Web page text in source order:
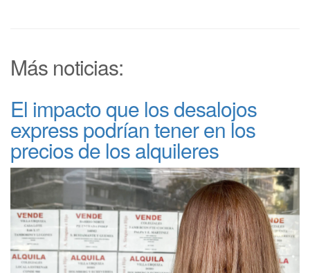
Más noticias:
El impacto que los desalojos
express podrían tener en los
precios de los alquileres